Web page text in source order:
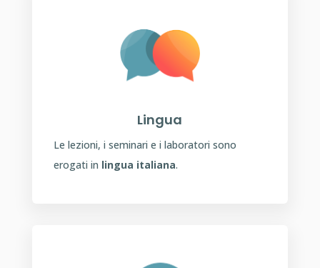
Lingua
Le lezioni, i seminari e i laboratori sono
erogati in lingua italiana.